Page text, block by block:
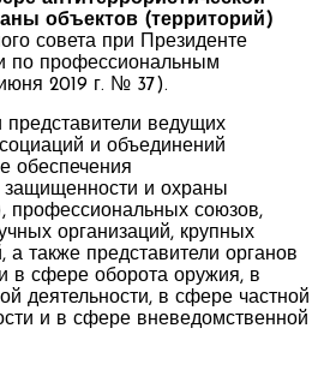
объектов (территорий)
совета при Президенте
по профессиональным
2019 г. № 37).
ведущих
и объединений
обеспечения
защищенности и охраны
профессиональных союзов,
организаций, крупных
а также представители органов
в сфере оборота оружия, в
деятельности, в сфере частной
и в сфере вневедомственной